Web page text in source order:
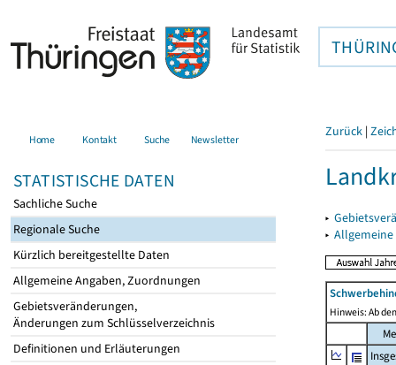
Home Kontakt Suche Newsletter
STATISTISCHE DATEN
Sachliche Suche
Regionale Suche
Kürzlich bereitgestellte Daten
Allgemeine Angaben, Zuordnungen
Gebietsveränderungen,
Änderungen zum Schlüsselverzeichnis
Definitionen und Erläuterungen
Zurück |
▸
▸
Hinweis: Ab